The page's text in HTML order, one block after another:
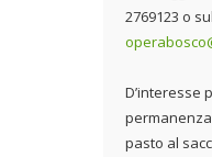
2769123 o
D’interesse
pasto al